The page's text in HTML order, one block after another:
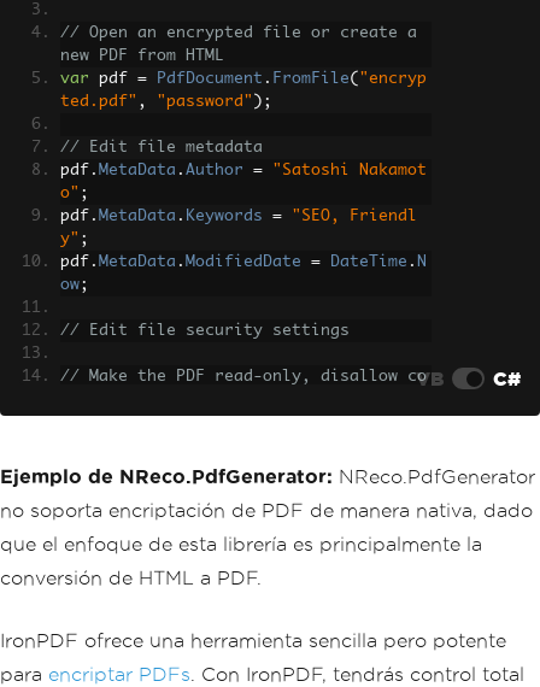
// Open an encrypted file or create a
new PDF from HTML
var pdf = PdfDocument . FromFile( "encryp
ted.pdf" , "password" );
// Edit file metadata
pdf . MetaData . Author =
"Satoshi Nakamot
o" ;
pdf . MetaData . Keywords =
"SEO, Friendl
y" ;
pdf . MetaData . ModifiedDate = DateTime . N
ow;
// Edit file security settings
// Make the PDF read-only, disallow co
pdf
.SecuritySettings
MakePdfDocumentRe
pdf.SecuritySettings. AllowUserAnnotati
ons
false
SecuritySettings
AllowUserCopyPast
eContent
= false ;
pdf. SecuritySettings .AllowUserPrinting
=
IronPdf.Security. PdfPrintSecurity. Fu
VB C#
Ejemplo de NReco.PdfGenerator: NReco.PdfGenerator
no soporta encriptación de PDF de manera nativa, dado
que el enfoque de esta librería es principalmente la
conversión de HTML a PDF.
IronPDF ofrece una herramienta sencilla pero potente
para encriptar PDFs . Con IronPDF, tendrás control total